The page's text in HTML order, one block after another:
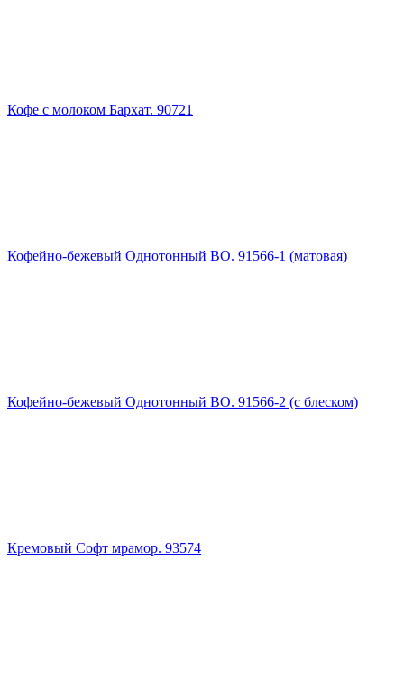
Кофе с молоком Бархат. 90721
Кофейно-бежевый Однотонный ВО. 91566-1 (матовая)
Кофейно-бежевый Однотонный ВО. 91566-2 (с блеском)
Кремовый Софт мрамор. 93574